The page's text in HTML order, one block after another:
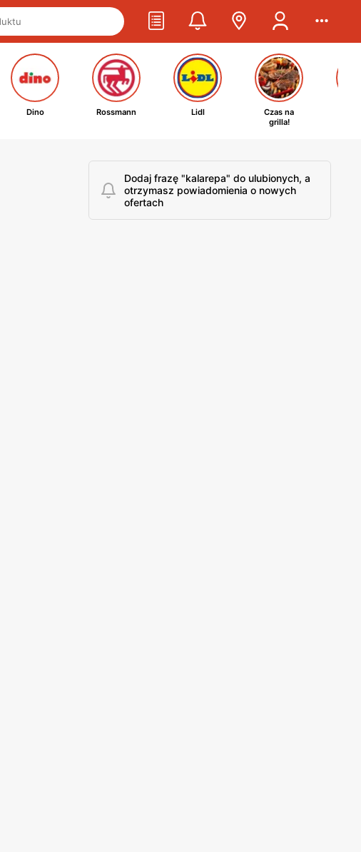
Dino Rossmann Lidl
Czas na
grilla!
Dodaj frazę "kalarepa" do ulubionych, a
otrzymasz powiadomienia o nowych
ofertach